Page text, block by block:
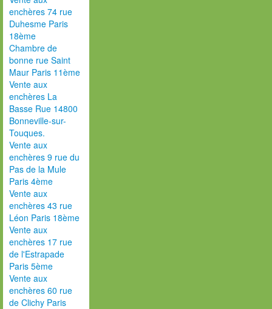
enchères 74 rue
Duhesme Paris
18ème
Chambre de
bonne rue Saint
Maur Paris 11ème
Vente aux
enchères La
Basse Rue 14800
Bonneville-sur-
Touques.
Vente aux
enchères 9 rue du
Pas de la Mule
Paris 4ème
Vente aux
enchères 43 rue
Léon Paris 18ème
Vente aux
enchères 17 rue
de l'Estrapade
Paris 5ème
Vente aux
enchères 60 rue
de Clichy Paris